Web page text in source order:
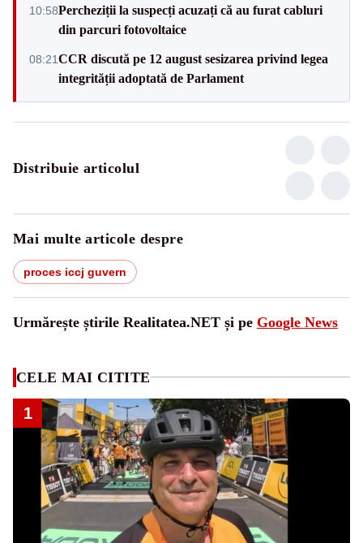
10:58Percheziții la suspecți acuzați că au furat cabluri
din parcuri fotovoltaice
08:21CCR discută pe 12 august sesizarea privind legea
integrității adoptată de Parlament
Distribuie articolul
Mai multe articole despre
proces iccj guvern
Urmărește știrile Realitatea.NET și pe Google News
CELE MAI CITITE
1